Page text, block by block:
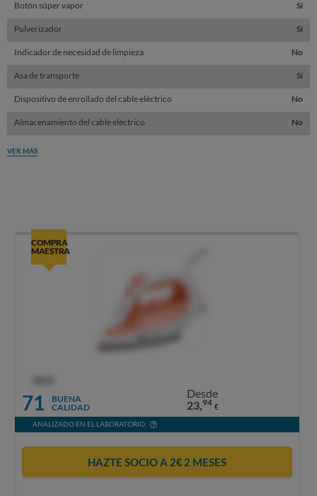
Botón súper vapor Sí
Pulverizador Sí
Indicador de necesidad de limpieza No
Asa de transporte Sí
Dispositivo de enrollado del cable eléctrico No
Almacenamiento del cable eléctrico No
VER MÁS
COMPRA
MAESTRA
71
BUENA
CALIDAD
Desde
23,94 €
ANALIZADO EN EL LABORATORIO
HAZTE SOCIO A 2€ 2 MESES